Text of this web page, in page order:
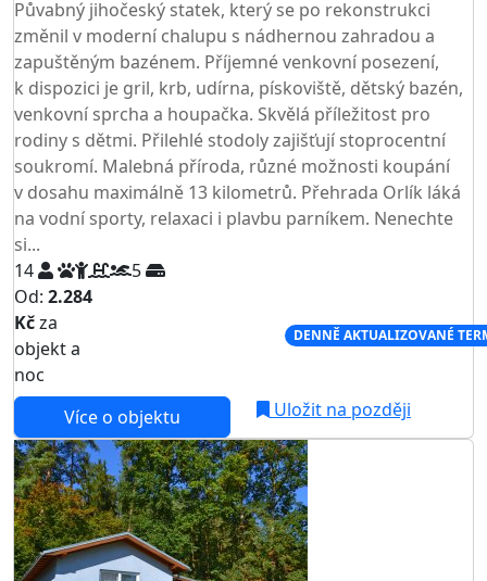
Půvabný jihočeský statek, který se po rekonstrukci
změnil v moderní chalupu s nádhernou zahradou a
zapuštěným bazénem. Příjemné venkovní posezení,
k dispozici je gril, krb, udírna, pískoviště, dětský bazén,
venkovní sprcha a houpačka. Skvělá příležitost pro
rodiny s dětmi. Přilehlé stodoly zajišťují stoprocentní
soukromí. Malebná příroda, různé možnosti koupání
v dosahu maximálně 13 kilometrů. Přehrada Orlík láká
na vodní sporty, relaxaci i plavbu parníkem. Nenechte
si...
14
5
Od: 2.284
Kčza
objekt a
noc
DENNĚ AKTUALIZOVANÉ
Více o objektu Uložit na později